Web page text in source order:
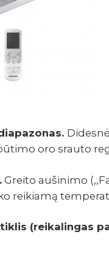
oro srauto
Greito aušinimo
reikiamą
(reikalingas